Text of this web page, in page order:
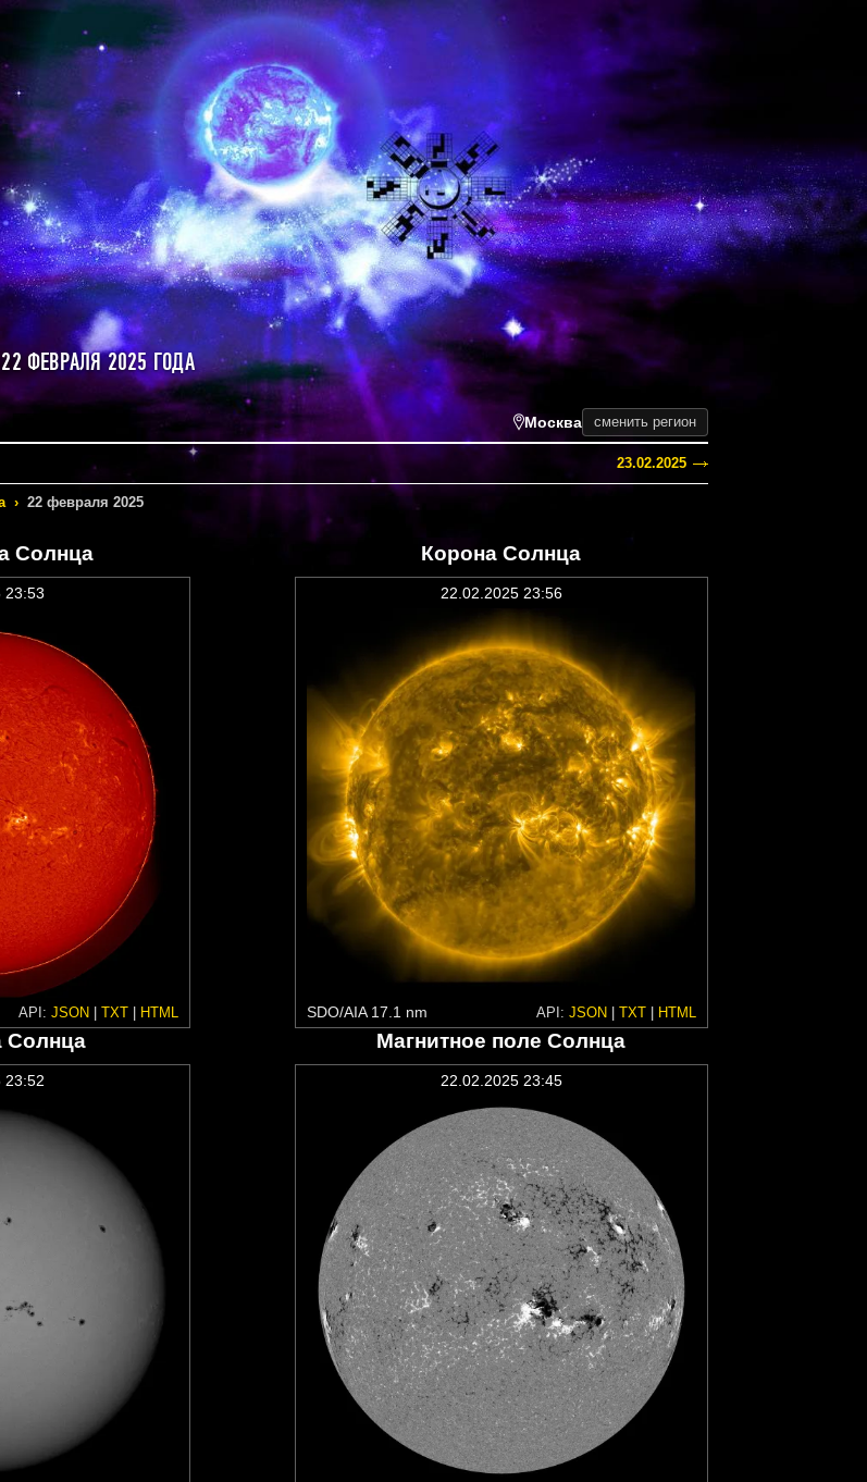
ФЕВРАЛЯ 2025 ГОДА
Москва сменить регион
23.02.2025
› 22 февраля 2025
Солнца
23:53
API: JSON TXT| HTML
Корона Солнца
22.02.2025 23:56
SDO/AIA 17.1 nm API: JSON TXT HTML
Солнца
23:52
Магнитное поле Солнца
22.02.2025 23:45